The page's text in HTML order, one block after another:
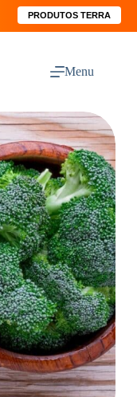
PRODUTOS TERRA
Menu